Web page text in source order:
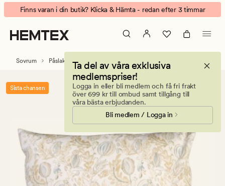
Eden
Pome
påslakanset
multi
Animerad
banner.
Klicka
på
att
pausa.
Finns varan i din butik? Klicka & Hämta - redan efter 3 timmar
Ta del av våra exklusiva
medlemspriser!
Logga in eller bli medlem och få fri frakt
över 699 kr till ombud samt tillgång till
våra bästa erbjudanden.
Bli medlem / Logga in
Sovrum Påslakanset Satin påslakanset
Sista chansen